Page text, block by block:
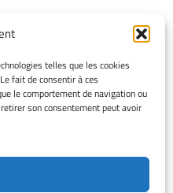
telles que les cookies
fait de consentir à ces
le comportement de navigation ou
son consentement peut avoir